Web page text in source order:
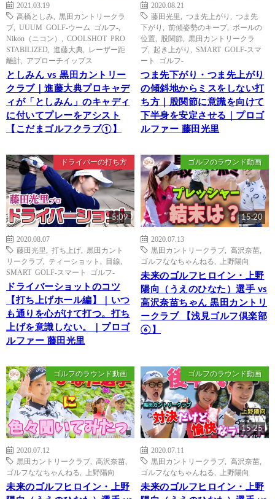
2021.03.19
高橋としみ
黒田カントリークラ
ブ
UUUM GOLF-ウーム ゴルフ-
Nikon（ニコン）
COOLSHOT PRO
STABILIZED
進藤大典
レーザー距
離計
アプローチイップス
としみん vs 黒田カントリー
クラブ｜進藤大典プロキャデ
ィが「としみん」のキャディ
に付いてプレーをアシスト
【こだまゴルフクラブ①】
2020.08.21
藤田光里
つま先上がり
つま先
下がり
前傾姿勢のキープ, ボールの
位置
股関節
黒田カントリークラ
ブ
起き上がり
SMART GOLF-スマ
ート ゴルフ-
つま先下がり・つま先上がり
の傾斜地からミスをしない打
ち方｜股関節に意識を向けて
下半身を安定させる｜プロゴ
ルファー 藤田光里
ドライバーの打ち方
5:09
2020.08.07
藤田光里
打ち上げ
黒田カント
リークラブ
ティーショット 目線
SMART GOLF-スマート ゴルフ-
ドライバーショットのコツ
【打ち上げホール編】｜いつ
も通りを心がけて打つ。打ち
上げを意識しない。｜プロゴ
ルファー 藤田光里
ゴルフのラウンド動画
15:20
2020.07.13
黒田カントリークラブ
高沢奈苗
ゴルフななちゃんねる
上野陽向
未来のゴルフヒロイン・上野
陽向（うえのひなた）選手 vs
高沢奈苗ちゃん 黒田カントリ
ークラブ 【浅見ゴルフ倶楽部
⑥】
ゴルフのラウンド動画
2020.07.12
黒田カントリークラブ
高沢奈苗
ゴルフななちゃんねる
上野陽向
未来のゴルフヒロイン・上野
ゴルフのラウンド動画
15:25
2020.07.11
黒田カントリークラブ
高沢奈苗
ゴルフななちゃんねる
上野陽向
未来のゴルフヒロイン・上野